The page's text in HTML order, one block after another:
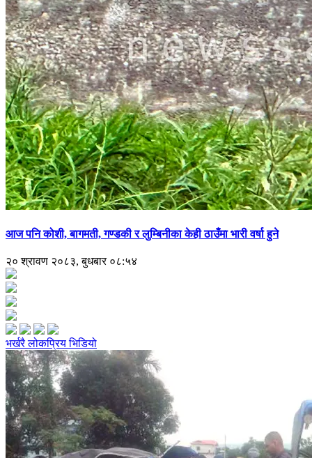
आज पनि कोशी, बागमती, गण्डकी र लुम्बिनीका केही ठाउँमा भारी वर्षा हुने
२० श्रावण २०८३, बुधबार ०८:५४
भर्खरैलोकप्रियभिडियो